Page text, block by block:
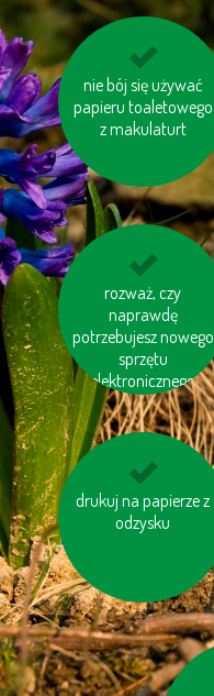
nie bój się używać
papieru toaletowego
z makulaturt
ogrzewaj swój dom
prawidłowo
rozważ, czy
naprawdę
potrzebujesz nowego
sprzętu
elektronicznego
korzystaj z transportu
publicznego
drukuj na papierze z
odzysku
korzystaj z
energooszczędnych